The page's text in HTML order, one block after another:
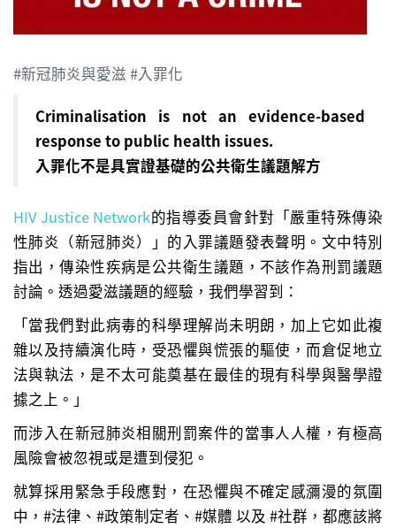
#新冠肺炎與愛滋 #入罪化
Criminalisation is not an evidence-based
response to public health issues.
入罪化不是具實證基礎的公共衛生議題解方
HIV Justice Network的指導委員會針對「嚴重特殊傳染
性肺炎（新冠肺炎）」的入罪議題發表聲明。文中特別
指出，傳染性疾病是公共衛生議題，不該作為刑罰議題
討論。透過愛滋議題的經驗，我們學習到：
「當我們對此病毒的科學理解尚未明朗，加上它如此複
雜以及持續演化時，受恐懼與慌張的驅使，而倉促地立
法與執法，是不太可能奠基在最佳的現有科學與醫學證
據之上。」
而涉入在新冠肺炎相關刑罰案件的當事人人權，有極高
風險會被忽視或是遭到侵犯。
就算採用緊急手段應對，在恐懼與不確定感瀰漫的氛圍
中，#法律、#政策制定者、#媒體 以及 #社群，都應該將